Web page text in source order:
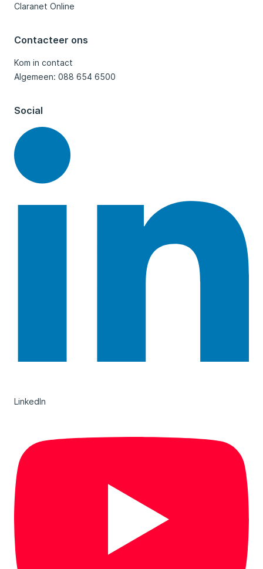
Claranet Online
Contacteer ons
Kom in contact
Algemeen: 088 654 6500
Social
LinkedIn